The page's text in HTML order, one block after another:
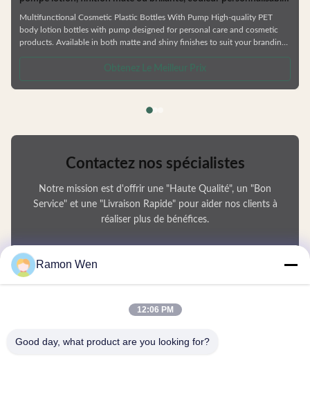
Multifunctional Cosmetic Plastic Bottles With Pump High-quality PET
body lotion bottles with pump designed for personal care and cosmetic
products. Available in both matte and shiny finishes to suit your branding
skincare and cosmetic packaging Durable construction resistant to
deformation Environmentally friendly, recyclable materials Factory direct
pricing Customizable colors and logos Compatible with
Obtenez Le Meilleur Prix
Contactez nos spécialistes
Notre mission est d'offrir une "Haute Qualité", un "Bon
Service" et une "Livraison Rapide" pour aider nos clients à
réaliser plus de bénéfices.
Votre Nom
Ramon Wen
12:06 PM
Good day, what product are you looking for?